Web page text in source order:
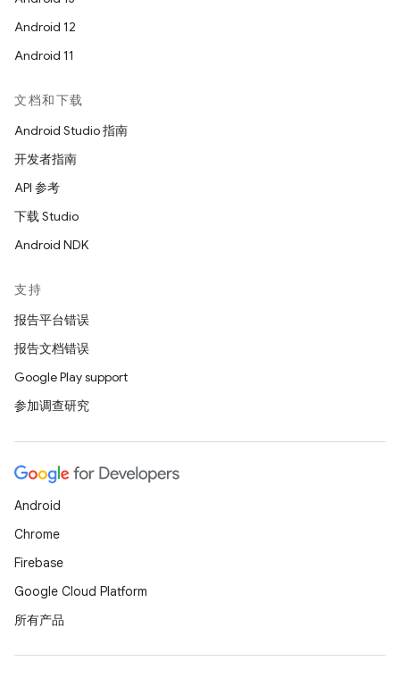
Android 12
Android 11
文档和下载
Android Studio 指南
开发者指南
API 参考
下载 Studio
Android NDK
支持
报告平台错误
报告文档错误
Google Play support
参加调查研究
Android
Chrome
Firebase
Google Cloud Platform
所有产品